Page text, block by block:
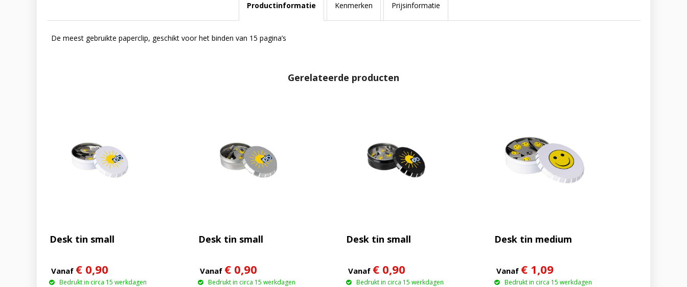
Productinformatie Kenmerken Prijsinformatie
De meest gebruikte paperclip, geschikt voor het binden van 15 pagina’s
Gerelateerde producten
Desk tin small
Vanaf € 0,90
Bedrukt in circa 15 werkdagen
Desk tin small
Vanaf € 0,90
Bedrukt in circa 15 werkdagen
Desk tin small
Vanaf € 0,90
Bedrukt in circa 15 werkdagen
Desk tin medium
Vanaf € 1,09
Bedrukt in circa 15 werkdagen